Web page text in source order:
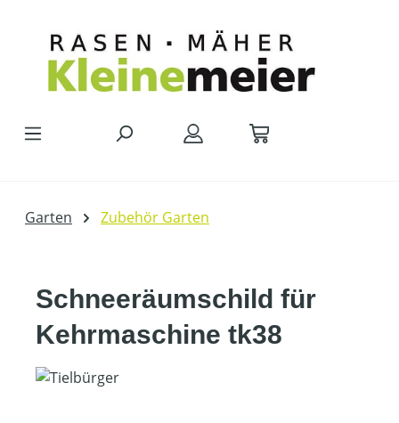
Garten Zubehör Garten
Schneeräumschild für
Kehrmaschine tk38